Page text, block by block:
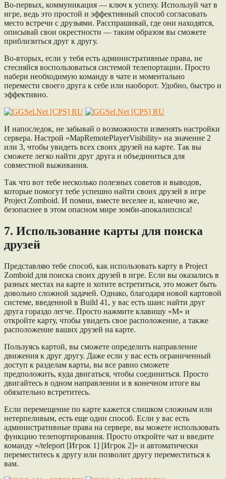
Во-первых, коммуникация — ключ к успеху. Используй чат в
игре, ведь это простой и эффективный способ согласовать
место встречи с друзьями. Расспрашивай, где они находятся,
описывай свои окрестности — таким образом вы сможете
приблизиться друг к другу.
Во-вторых, если у тебя есть административные права, не
стесняйся воспользоваться системой телепортации. Просто
набери необходимую команду в чате и моментально
перемести своего друга к себе или наоборот. Удобно, быстро и
эффективно.
И напоследок, не забывай о возможности изменять настройки
сервера. Настрой «MapRemotePlayerVisibility» на значение 2
или 3, чтобы увидеть всех своих друзей на карте. Так вы
сможете легко найти друг друга и объединиться для
совместной выживания.
Так что вот тебе несколько полезных советов и выводов,
которые помогут тебе успешно найти своих друзей в игре
Project Zomboid. И помни, вместе веселее и, конечно же,
безопаснее в этом опасном мире зомби-апокалипсиса!
7. Использование карты для поиска
друзей
Представляю тебе способ, как использовать карту в Project
Zomboid для поиска своих друзей в игре. Если вы оказались в
разных местах на карте и хотите встретиться, это может быть
довольно сложной задачей. Однако, благодаря новой картовой
системе, введенной в Build 41, у вас есть шанс найти друг
друга гораздо легче. Просто нажмите клавишу «M» и
откройте карту, чтобы увидеть свое расположение, а также
расположение ваших друзей на карте.
Пользуясь картой, вы сможете определить направление
движения к друг другу. Даже если у вас есть ограниченный
доступ к разделам карты, вы все равно сможете
предположить, куда двигаться, чтобы соединиться. Просто
двигайтесь в одном направлении и в конечном итоге вы
обязательно встретитесь.
Если перемещение по карте кажется слишком сложным или
нетерпеливым, есть еще один способ. Если у вас есть
административные права на сервере, вы можете использовать
функцию телепортирования. Просто откройте чат и введите
команду «/teleport [Игрок 1] [Игрок 2]» и автоматически
переместитесь к другу или позволит другу переместиться к
вам.